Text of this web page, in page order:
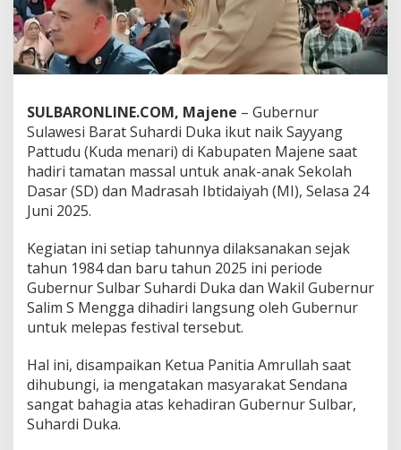
o
r
o
n
g
a
y
a
n
g
t
u
d
u
J
a
A
g
e
SULBARONLINE.COM, Majene – Gubernur
Sulawesi Barat Suhardi Duka ikut naik Sayyang
Pattudu (Kuda menari) di Kabupaten Majene saat
hadiri tamatan massal untuk anak-anak Sekolah
Dasar (SD) dan Madrasah Ibtidaiyah (MI), Selasa 24
Juni 2025.
Kegiatan ini setiap tahunnya dilaksanakan sejak
tahun 1984 dan baru tahun 2025 ini periode
Gubernur Sulbar Suhardi Duka dan Wakil Gubernur
Salim S Mengga dihadiri langsung oleh Gubernur
untuk melepas festival tersebut.
Hal ini, disampaikan Ketua Panitia Amrullah saat
dihubungi, ia mengatakan masyarakat Sendana
sangat bahagia atas kehadiran Gubernur Sulbar,
Suhardi Duka.